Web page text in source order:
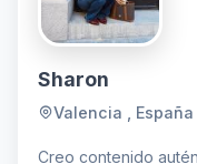
Sharon
Valencia , España
Creo contenido